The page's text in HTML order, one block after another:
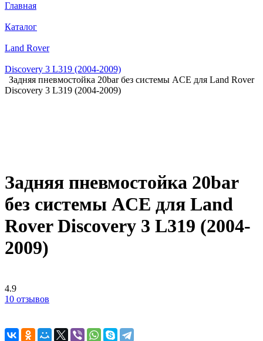
Главная
Каталог
Land Rover
Discovery 3 L319 (2004-2009)
Задняя пневмостойка 20bar без системы ACE для Land Rover
Discovery 3 L319 (2004-2009)
Задняя пневмостойка 20bar
без системы ACE для Land
Rover Discovery 3 L319 (2004-
2009)
4.9
10 отзывов